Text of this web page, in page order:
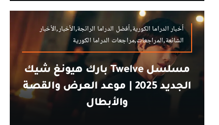
أخبار الدراما الكورية,أفضل الدراما الرائجة,الأخبار,الأخبار
الشائعة,المراجعات,مراجعات الدراما الكورية
مسلسل Twelve بارك هيونغ شيك
الجديد 2025 | موعد العرض والقصة
والأبطال